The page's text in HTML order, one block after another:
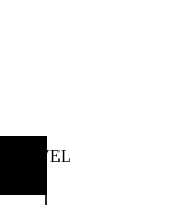
TRAVEL